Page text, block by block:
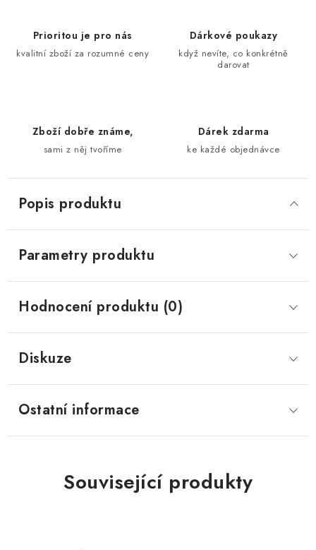
Prioritou je pro nás
kvalitní zboží za rozumné ceny
Dárkové poukazy
když nevíte, co konkrétně
darovat
Zboží dobře známe,
sami z něj tvoříme
Dárek zdarma
ke každé objednávce
Popis produktu
Parametry produktu
Hodnocení produktu (0)
Diskuze
Ostatní informace
Související produkty